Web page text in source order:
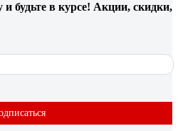
08.02.2022
химию
и будьте в курсе! Акции, скидки,